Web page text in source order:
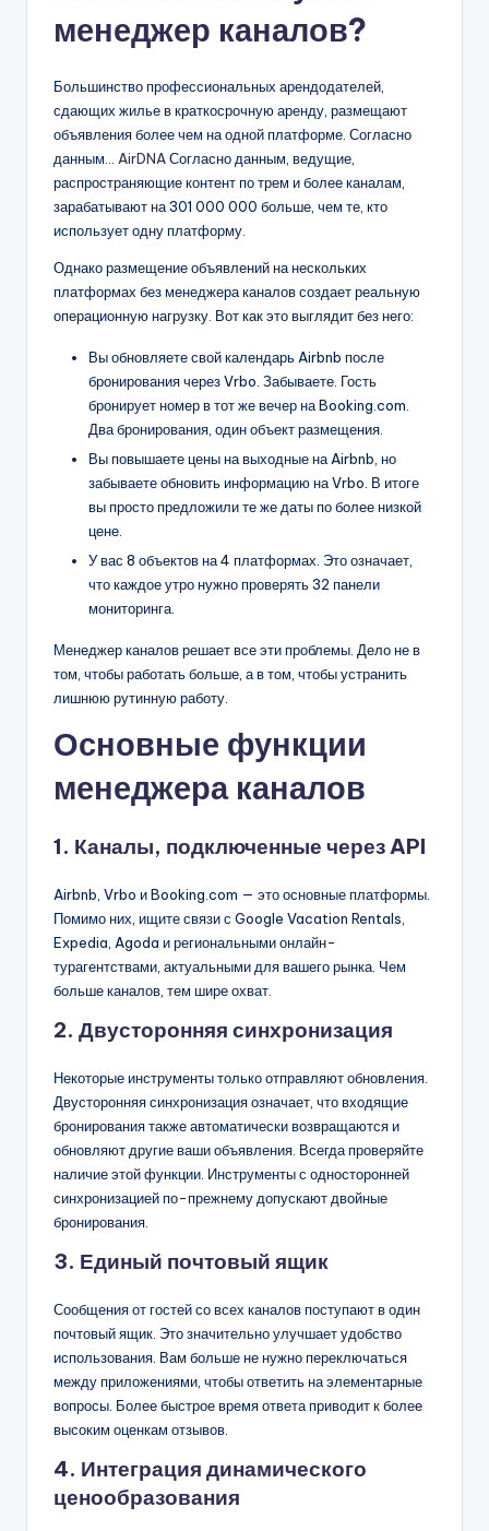
менеджер каналов?
Большинство профессиональных арендодателей,
сдающих жилье в краткосрочную аренду, размещают
объявления более чем на одной платформе. Согласно
данным... AirDNAСогласно данным, ведущие,
распространяющие контент по трем и более каналам,
зарабатывают на 301 000 000 больше, чем те, кто
использует одну платформу.
Однако размещение объявлений на нескольких
платформах без менеджера каналов создает реальную
операционную нагрузку. Вот как это выглядит без него:
Вы обновляете свой календарь Airbnb после
бронирования через Vrbo. Забываете. Гость
бронирует номер в тот же вечер на Booking.com.
Два бронирования, один объект размещения.
Вы повышаете цены на выходные на Airbnb, но
забываете обновить информацию на Vrbo. В итоге
вы просто предложили те же даты по более низкой
цене.
У вас 8 объектов на 4 платформах. Это означает,
что каждое утро нужно проверять 32 панели
мониторинга.
Менеджер каналов решает все эти проблемы. Дело не в
том, чтобы работать больше, а в том, чтобы устранить
лишнюю рутинную работу.
Основные функции
менеджера каналов
1. Каналы, подключенные через API
Airbnb, Vrbo и Booking.com — это основные платформы.
Помимо них, ищите связи с Google Vacation Rentals,
Expedia, Agoda и региональными онлайн-
турагентствами, актуальными для вашего рынка. Чем
больше каналов, тем шире охват.
2. Двусторонняя синхронизация
Некоторые инструменты только отправляют обновления.
Двусторонняя синхронизация означает, что входящие
бронирования также автоматически возвращаются и
обновляют другие ваши объявления. Всегда проверяйте
наличие этой функции. Инструменты с односторонней
синхронизацией по-прежнему допускают двойные
бронирования.
3. Единый почтовый ящик
Сообщения от гостей со всех каналов поступают в один
почтовый ящик. Это значительно улучшает удобство
использования. Вам больше не нужно переключаться
между приложениями, чтобы ответить на элементарные
вопросы. Более быстрое время ответа приводит к более
высоким оценкам отзывов.
4. Интеграция динамического
ценообразования